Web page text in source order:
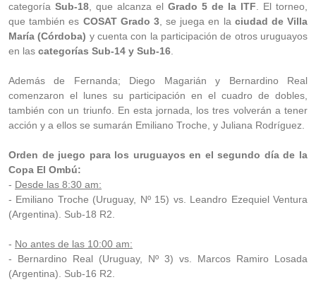
categoría Sub-18 , que alcanza el Grado 5 de la ITF . El torneo,
que también es COSAT Grado 3, se juega en la ciudad de Villa
María (Córdoba) y cuenta con la participación de otros uruguayos
en las categorías Sub-14 y Sub-16
Además de Fernanda; Diego Magarián y Bernardino Real
comenzaron el lunes su participación en el cuadro de dobles,
también con un triunfo. En esta jornada, los tres volverán a tener
acción y a ellos se sumarán Emiliano Troche, y Juliana Rodríguez.
Orden de juego para los uruguayos en el segundo día de la
Copa El Ombú:
- Desde las 8:30 am:
- Emiliano Troche (Uruguay, Nº 15) vs. Leandro Ezequiel Ventura
(Argentina). Sub-18 R2.
- No antes de las 10:00 am:
- Bernardino Real (Uruguay, Nº 3) vs. Marcos Ramiro Losada
(Argentina). Sub-16 R2.